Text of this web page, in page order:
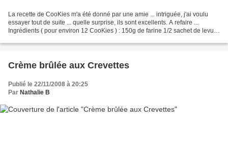
La recette de CooKies m'a été donné par une amie ... intriguée, j'ai voulu
essayer tout de suite ... quelle surprise, ils sont excellents. A refaire ...
Ingrédients ( pour environ 12 CooKies ) : 150g de farine 1/2 sachet de levure
Crème brûlée aux Crevettes
Publié le 22/11/2008 à 20:25
Par Nathalie B